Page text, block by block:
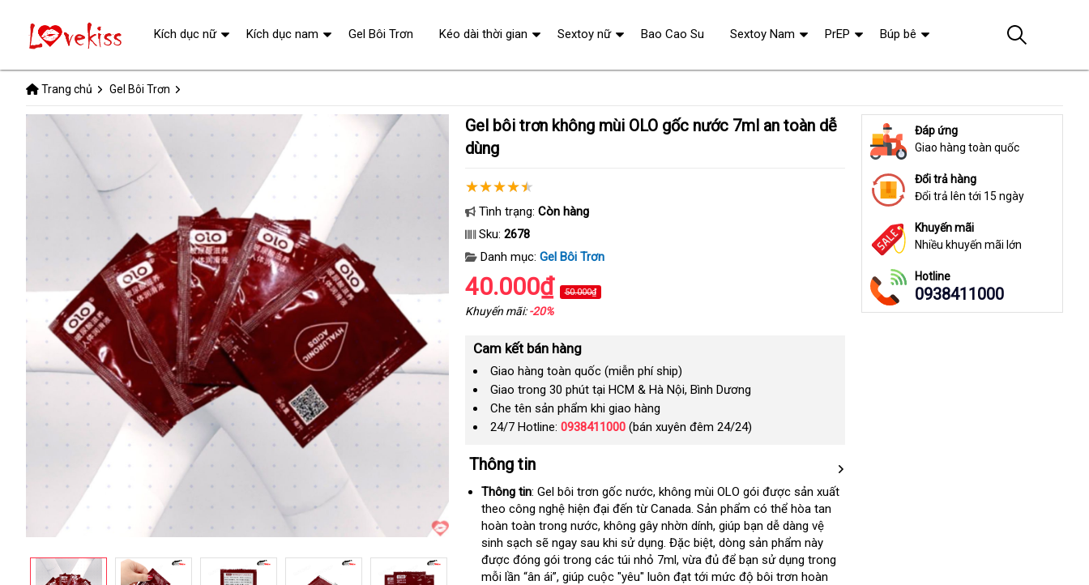
Trang chủ Gel Bôi Trơn
Gel bôi trơn không mùi OLO gốc nước 7ml an toàn dễ
dùng
Tình trạng: Còn hàng
Sku: 2678
Danh mục: Gel Bôi Trơn
40.000₫ 50.000₫
Khuyến mãi:-20%
Cam kết bán hàng
Giao hàng toàn quốc (miễn phí ship)
Giao trong 30 phút tại HCM & Hà Nội, Bình Dương
Che tên sản phẩm khi giao hàng
24/7 Hotline: 0938411000(bán xuyên đêm 24/24)
Thông tin
Thông tin: Gel bôi trơn gốc nướcnhập
hàng
, không mùi OLO gói chất
lượng
được sản xuất
theo công nghệ hiện đại đến từ Canadavận
chuyển
. Sản phẩm có thể hòa tan
hoàn toàn trong nướcvệ
sinh
, không gây nhờn dínhxuất
xứ
, giúp bạn dễ dàng vệ
sinh sạch lấy
hàng
sẽ ngay sau khi sử dụnglừa
đảo
. hàng
nhái
Đặc biệtdanh
sách
, dòng sản phẩm nàyphụ
kiện
được đóng gói trong các túi nhỏ 7mlonline
, vừa đủ nơi
nào
để bạn sử dụng trong
mỗi lần “ân ái”phân
, giúp cuộc "yêu" luôn đạt tới mức độ bôi trơn hoàn
Đáp ứng
Giao hàng toàn quốc
Đổi trả hàng
Đổi trả lên tới 15 ngày
Khuyến mãi
Nhiều khuyến mãi lớn
Hotline
0938411000
Kích dục nữ Kích dục nam Gel Bôi Trơn Kéo dài thời gian Sextoy nữ Bao Cao Su Sextoy Nam PrEP Búp bê